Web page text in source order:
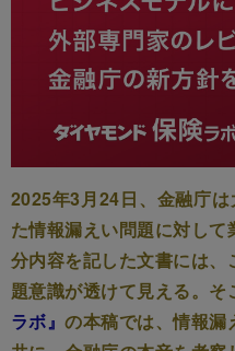
2025年3月24日、金融庁
た情報漏えい問題に対し
分内容を記した文書には
題意識が透けて見える。そ
ラボ』の本稿では、情報漏